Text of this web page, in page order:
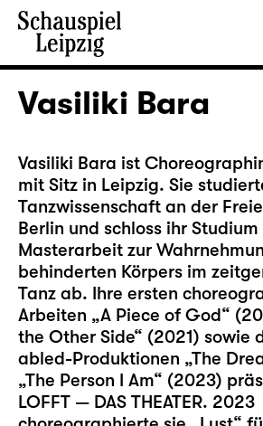
Vasiliki Bara
Vasiliki Bara ist
mit Sitz in Leipzig. Sie
Tanzwissenschaft an der
Berlin und schloss ihr
Masterarbeit zur
behinderten Körpers im
Tanz ab. Ihre ersten
Arbeiten „A Piece of God“
the Other Side“ (2021) sowie
abled-Produktionen „The
„The Person I Am“ (2023)
LOFFT — DAS THEATER. 2023